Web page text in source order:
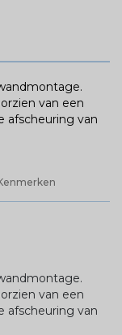
van een
afscheuring van
van een
afscheuring van